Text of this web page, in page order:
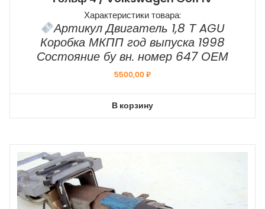
Характеристики товара:
Артикул Двигатель 1,8 Т AGU
Коробка МКПП год выпуска 1998
Состояние бу вн. номер 647 ОЕМ
5500,00₽
В корзину